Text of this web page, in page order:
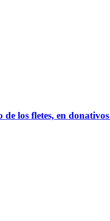
los fletes, en